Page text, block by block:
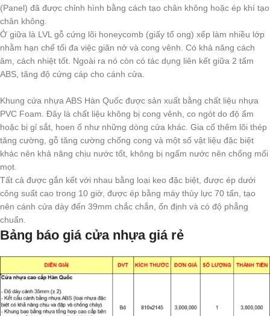
(Panel) đã được chỉnh hình bằng cách tạo chân không hoặc ép khí tạo
chân không.
Ở giữa là LVL gỗ cứng lõi honeycomb (giấy tổ ong) xếp làm nhiều lớp
nhằm hạn chế tối đa việc giãn nở và cong vênh. Có khả năng cách
âm, cách nhiệt tốt. Ngoài ra nó còn có tác dụng liên kết giữa 2 tấm
ABS, tăng độ cứng cáp cho cánh cửa.
Khung cửa nhựa ABS Hàn Quốc được sản xuất bằng chất liệu nhựa
PVC Foam. Đây là chất liệu không bị cong vênh, co ngót do độ ẩm
hoặc bị gỉ sắt, hoen ố như những dòng cửa khác. Gia cố thêm lõi thép
tăng cường, gỗ tăng cường chống cong và một số vật liệu đặc biệt
khác nên khả năng chịu nước tốt, không bị ngấm nước nên chống mối
mọt.
Tất cả được gắn kết với nhau bằng loại keo đặc biệt, được ép dưới
công suất cao trong 10 giờ, được ép bằng máy thủy lực 70 tấn, tạo
nên cánh cửa dày đến 39mm chắc chắn, ổn định và có độ phẳng
chuẩn.
Bảng báo giá cửa nhựa giá rẻ